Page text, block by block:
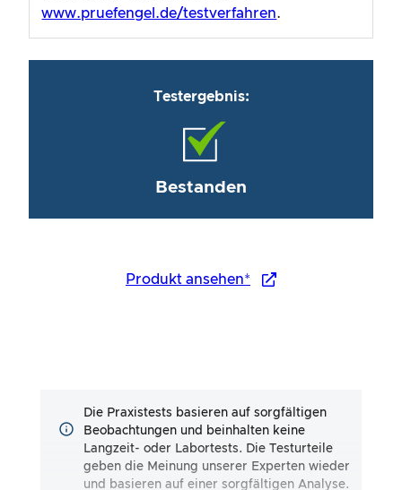
www.pruefengel.de/testverfahren.
Testergebnis:
Bestanden
Produkt ansehen*
Die Praxistests basieren auf sorgfältigen
Beobachtungen und beinhalten keine
Langzeit- oder Labortests. Die Testurteile
geben die Meinung unserer Experten wieder
und basieren auf einer sorgfältigen Analyse.